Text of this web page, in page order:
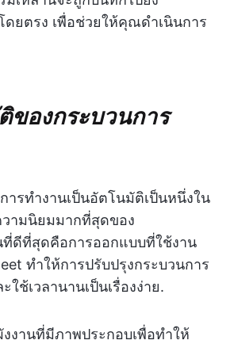
ยตรง เพื่อช่วยให้คุณดำเนินการ
ของกระบวนการ
ารทำงานเป็นอัตโนมัติเป็นหนึ่งใน
ามนิยมมากที่สุดของ
ที่ดีที่สุดคือการออกแบบที่ใช้งาน
ทำให้การปรับปรุงกระบวนการ
ช้เวลานานเป็นเรื่องง่าย.
งานที่มีภาพประกอบเพื่อทำให้